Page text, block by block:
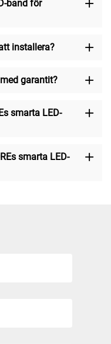
band för
installera?
garantit?
smarta LED-
smarta LED-